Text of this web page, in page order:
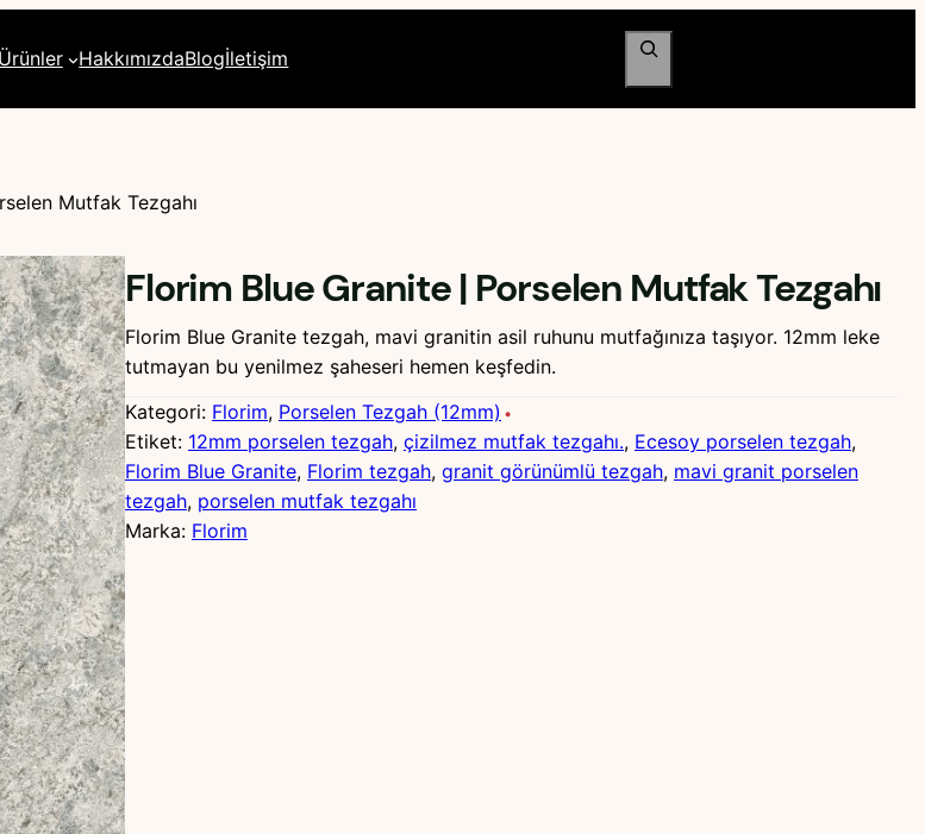
Ürünler HakkımızdaBlogİletişim
Ara
Mutfak Tezgahı
Florim Blue Granite | Porselen Mutfak Tezgahı
Florim Blue Granite tezgah, mavi granitin asil ruhunu mutfağınıza taşıyor. 12mm leke
tutmayan bu yenilmez şaheseri hemen keşfedin.
Kategori: Florim, Porselen Tezgah (12mm)
Etiket: 12mm porselen tezgah, çizilmez mutfak tezgahı., Ecesoy porselen tezgah
Florim Blue Granite, Florim tezgah, granit görünümlü tezgah, mavi granit porselen
tezgah, porselen mutfak tezgahı
Marka: Florim